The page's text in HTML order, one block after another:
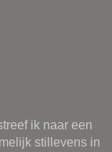
ik naar een
stillevens in